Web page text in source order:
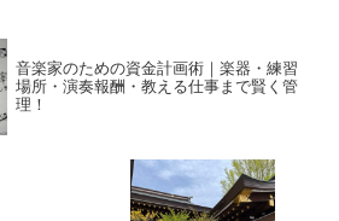
音楽家のための資金計画術｜楽器・練習
場所・演奏報酬・教える仕事まで賢く管
理！